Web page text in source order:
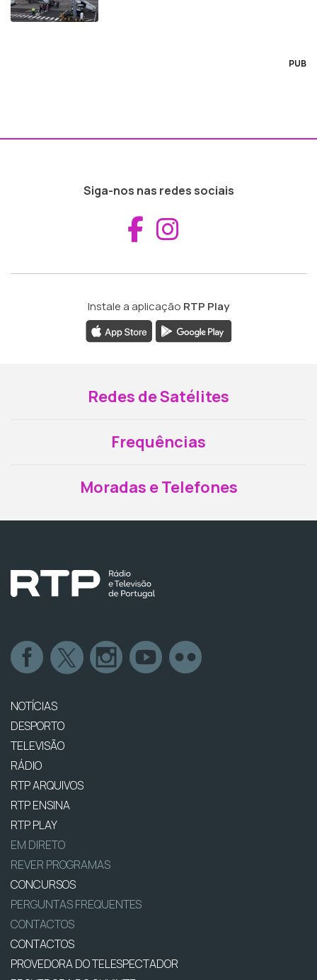
PUB
Siga-nos nas redes sociais
Aceder ao
Instale a aplicação RTP Play
Redes de Satélites
Frequências
Moradas e Telefones
NOTÍCIAS
DESPORTO
TELEVISÃO
RÁDIO
RTP ARQUIVOS
RTP ENSINA
RTP PLAY
EM DIRETO
REVER PROGRAMAS
CONCURSOS
PERGUNTAS FREQUENTES
CONTACTOS
CONTACTOS
PROVEDORA DO TELESPECTADOR